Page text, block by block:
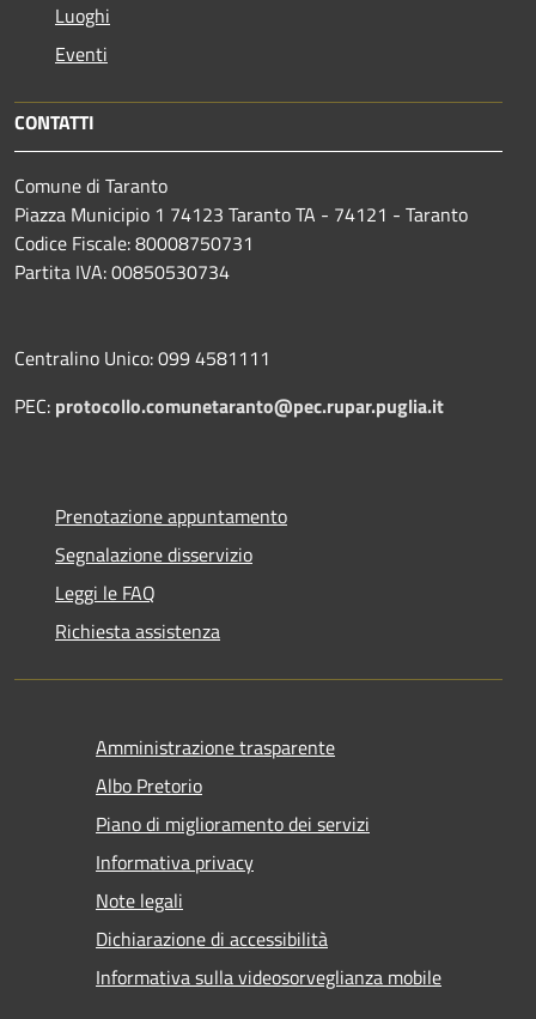
Luoghi
Eventi
CONTATTI
Comune di Taranto
Piazza Municipio 1 74123 Taranto TA - 74121 - Taranto
Codice Fiscale: 80008750731
Partita IVA: 00850530734
Centralino Unico: 099 4581111
PEC: protocollo.comunetaranto@pec.rupar.puglia.it
Prenotazione appuntamento
Segnalazione disservizio
Leggi le FAQ
Richiesta assistenza
Amministrazione trasparente
Albo Pretorio
Piano di miglioramento dei servizi
Informativa privacy
Note legali
Dichiarazione di accessibilità
Informativa sulla videosorveglianza mobile